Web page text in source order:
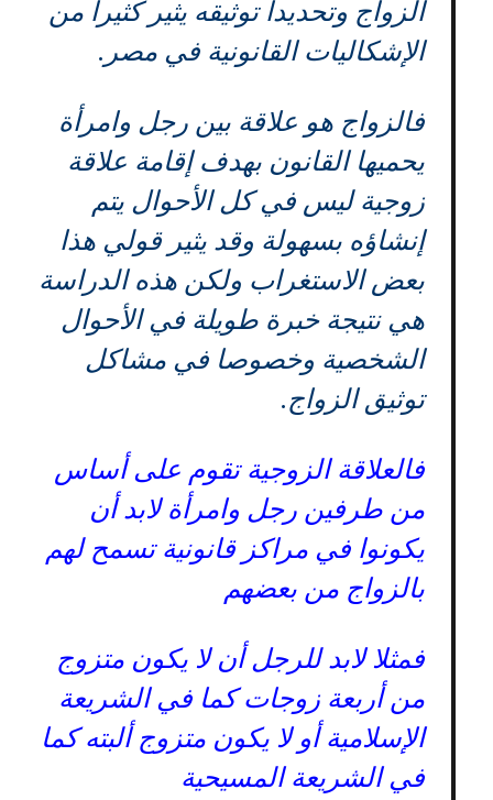
الزواج وتحديدا توثيقه يثير كثيرا من
الإشكاليات القانونية في مصر.
فالزواج هو علاقة بين رجل وامرأة
يحميها القانون بهدف إقامة علاقة
زوجية ليس في كل الأحوال يتم
إنشاؤه بسهولة وقد يثير قولي هذا
بعض الاستغراب ولكن هذه الدراسة
هي نتيجة خبرة طويلة في الأحوال
الشخصية وخصوصا في مشاكل
توثيق الزواج.
فالعلاقة الزوجية تقوم على أساس
من طرفين رجل وامرأة لابد أن
يكونوا في مراكز قانونية تسمح لهم
بالزواج من بعضهم
فمثلا لابد للرجل أن لا يكون متزوج
من أربعة زوجات كما في الشريعة
الإسلامية أو لا يكون متزوج ألبته كما
في الشريعة المسيحية